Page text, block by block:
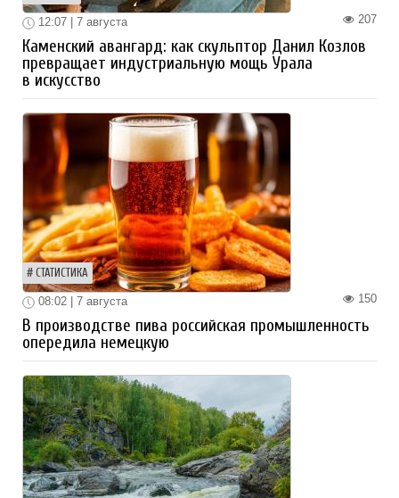
207
12:07 | 7 августа
Каменский авангард: как скульптор Данил Козлов
превращает индустриальную мощь Урала
в искусство
СТАТИСТИКА
150
08:02 | 7 августа
В производстве пива российская промышленность
опередила немецкую